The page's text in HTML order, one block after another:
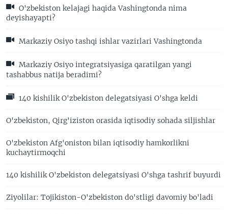
O'zbekiston kelajagi haqida Vashingtonda nima
deyishayapti?
Markaziy Osiyo tashqi ishlar vazirlari Vashingtonda
Markaziy Osiyo integratsiyasiga qaratilgan yangi
tashabbus natija beradimi?
140 kishilik O'zbekiston delegatsiyasi O'shga keldi
O'zbekiston, Qirg'iziston orasida iqtisodiy sohada siljishlar
O'zbekiston Afg'oniston bilan iqtisodiy hamkorlikni
kuchaytirmoqchi
140 kishilik O'zbekiston delegatsiyasi O'shga tashrif buyurdi
Ziyolilar: Tojikiston-O'zbekiston do'stligi davomiy bo'ladi